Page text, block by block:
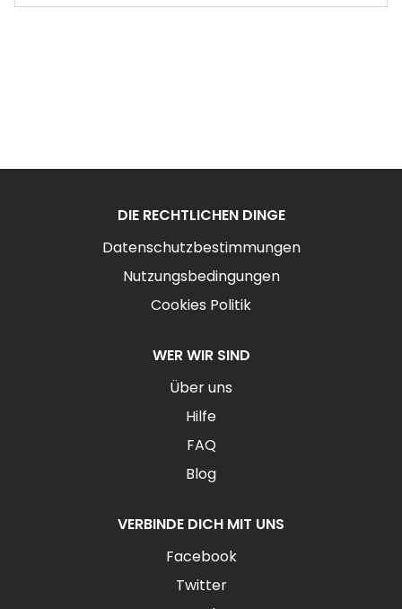
DIE RECHTLICHEN DINGE
Datenschutzbestimmungen
Nutzungsbedingungen
Cookies Politik
WER WIR SIND
Über uns
Hilfe
FAQ
Blog
VERBINDE DICH MIT UNS
Facebook
Twitter